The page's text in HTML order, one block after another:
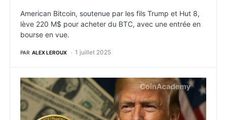
American Bitcoin, soutenue par les fils Trump et Hut 8,
lève 220 M$ pour acheter du BTC, avec une entrée en
bourse en vue.
PAR ALEX LEROUX 1 juillet 2025
Donald Trump aurait gagné 1 milliard de dollars à